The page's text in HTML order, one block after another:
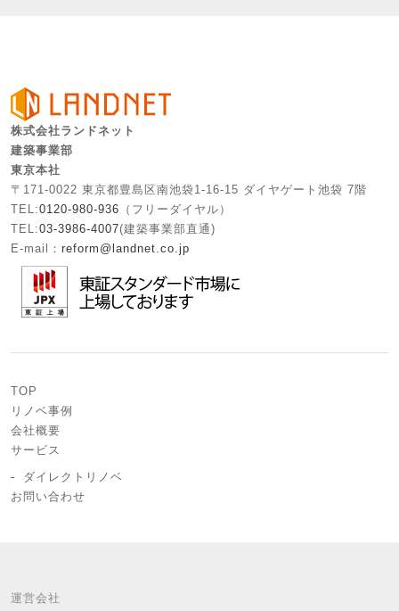
株式会社ランドネット
建築事業部
東京本社
〒171-0022 東京都豊島区南池袋1-16-15 ダイヤゲート池袋 7階
TEL:0120-980-936 （フリーダイヤル）
TEL:03-3986-4007(建築事業部直通)
E-mail： reform@landnet.co.jp
TOP
リノベ事例
会社概要
サービス
ダイレクトリノベ
お問い合わせ
運営会社